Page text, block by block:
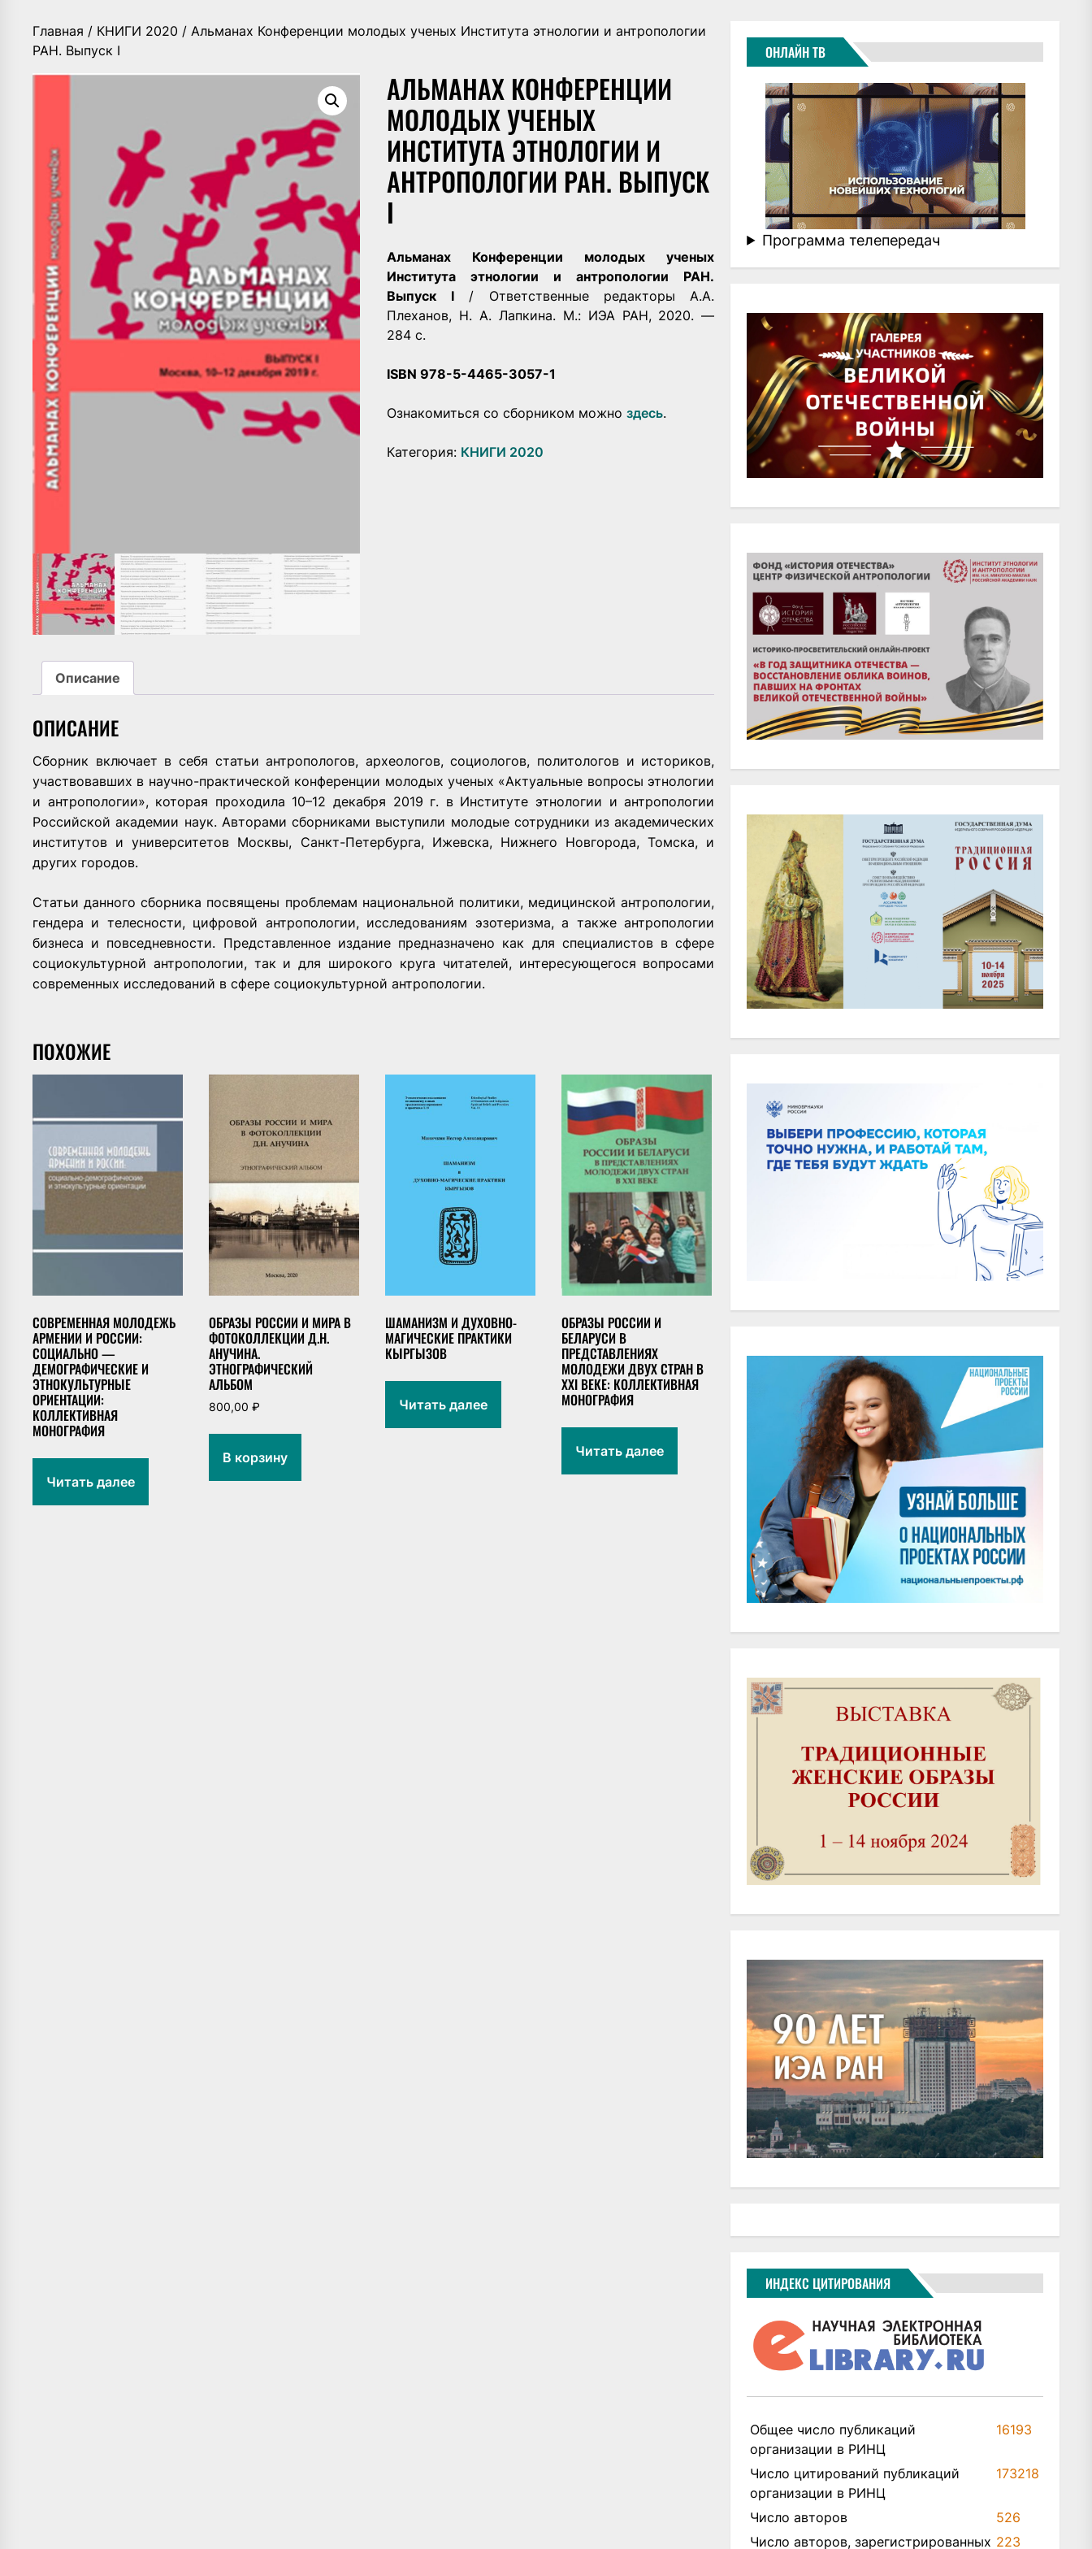
Главная / КНИГИ 2020 / Альманах Конференции молодых ученых Института этнологии и антропологии
РАН. Выпуск I
АЛЬМАНАХ КОНФЕРЕНЦИИ
МОЛОДЫХ УЧЕНЫХ
ИНСТИТУТА ЭТНОЛОГИИ И
АНТРОПОЛОГИИ РАН. ВЫПУСК
I
Альманах Конференции молодых ученых
Института этнологии и антропологии РАН.
Выпуск I/ Ответственные редакторы А.А.
Плеханов, Н. А. Лапкина. М.: ИЭА РАН, 2020. —
284 с.
ISBN 978-5-4465-3057-1
Ознакомиться со сборником можноздесь.
Категория: КНИГИ 2020
Описание
ОПИСАНИЕ
Сборник включает в себя статьи антропологов, археологов, социологов, политологов и историков,
участвовавших в научно-практической конференции молодых ученых «Актуальные вопросы этнологии
и антропологии», которая проходила 10–12 декабря 2019 г. в Институте этнологии и антропологии
Российской академии наук. Авторами сборниками выступили молодые сотрудники из академических
институтов и университетов Москвы, Санкт-Петербурга, Ижевска, Нижнего Новгорода, Томска, и
других городов.
Статьи данного сборника посвящены проблемам национальной политики, медицинской антропологии,
гендера и телесности, цифровой антропологии, исследованиям эзотеризма, а также антропологии
бизнеса и повседневности. Представленное издание предназначено как для специалистов в сфере
социокультурной антропологии, так и для широкого круга читателей, интересующегося вопросами
современных исследований в сфере социокультурной антропологии.
ПОХОЖИЕ
СОВРЕМЕННАЯ МОЛОДЕЖЬ
АРМЕНИИ И РОССИИ:
СОЦИАЛЬНО —
ДЕМОГРАФИЧЕСКИЕ И
ЭТНОКУЛЬТУРНЫЕ
ОРИЕНТАЦИИ:
КОЛЛЕКТИВНАЯ
МОНОГРАФИЯ
Читать далее
ОБРАЗЫ РОССИИ И МИРА В
ФОТОКОЛЛЕКЦИИ Д.Н.
АНУЧИНА.
ЭТНОГРАФИЧЕСКИЙ
АЛЬБОМ
800,00 ₽
В корзину
ШАМАНИЗМ И ДУХОВНО-
МАГИЧЕСКИЕ ПРАКТИКИ
КЫРГЫЗОВ
Читать далее
ОБРАЗЫ РОССИИ И
БЕЛАРУСИ В
ПРЕДСТАВЛЕНИЯХ
МОЛОДЕЖИ ДВУХ СТРАН В
ХХІ ВЕКЕ: КОЛЛЕКТИВНАЯ
МОНОГРАФИЯ
Читать далее
ОНЛАЙН ТВ
Программа телепередач
ИНДЕКС ЦИТИРОВАНИЯ
Общее число публикаций
организации в РИНЦ
16193
Число цитирований публикаций
организации в РИНЦ
173218
Число авторов
526
Число авторов, зарегистрированных 223